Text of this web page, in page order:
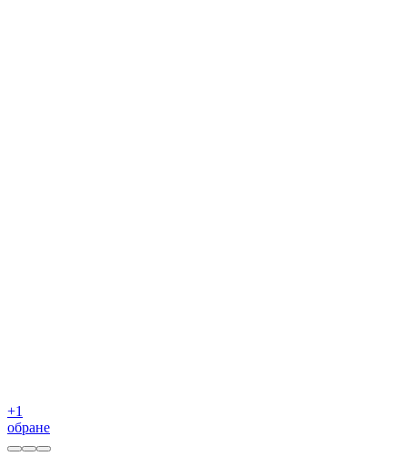
+1
обране